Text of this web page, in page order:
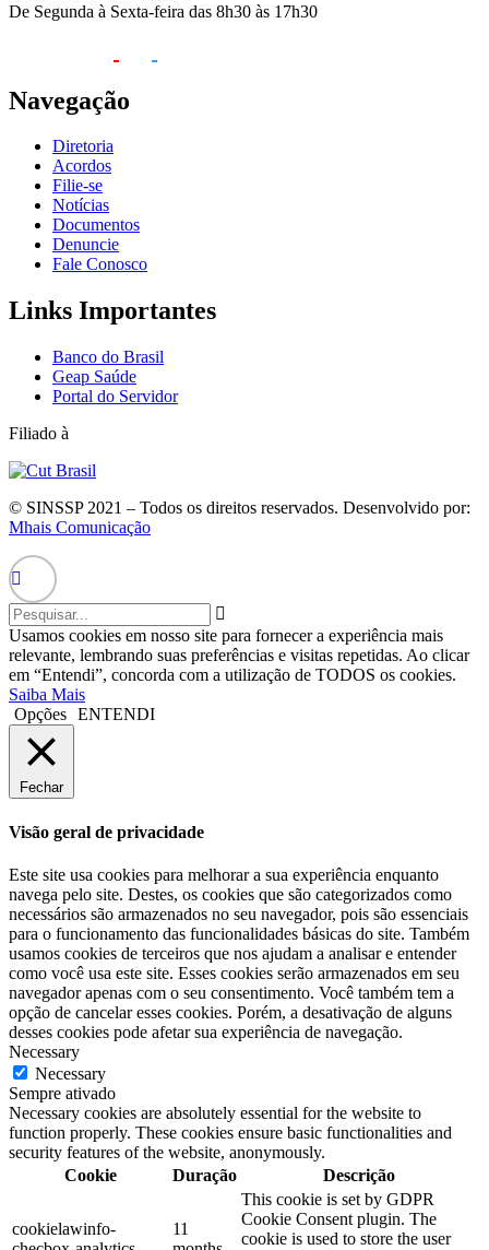
De Segunda à Sexta-feira das 8h30 às 17h30
Navegação
Diretoria
Acordos
Filie-se
Notícias
Documentos
Denuncie
Fale Conosco
Links Importantes
Banco do Brasil
Geap Saúde
Portal do Servidor
Filiado à
© SINSSP 2021 – Todos os direitos reservados. Desenvolvido por:
Mhais Comunicação
Usamos cookies em nosso site para fornecer a experiência mais
relevante, lembrando suas preferências e visitas repetidas. Ao clicar
em “Entendi”, concorda com a utilização de TODOS os cookies.
Saiba Mais
Opções ENTENDI
Fechar
Visão geral de privacidade
Este site usa cookies para melhorar a sua experiência enquanto
navega pelo site. Destes, os cookies que são categorizados como
necessários são armazenados no seu navegador, pois são essenciais
para o funcionamento das funcionalidades básicas do site. Também
usamos cookies de terceiros que nos ajudam a analisar e entender
como você usa este site. Esses cookies serão armazenados em seu
navegador apenas com o seu consentimento. Você também tem a
opção de cancelar esses cookies. Porém, a desativação de alguns
desses cookies pode afetar sua experiência de navegação.
Necessary
Necessary
Sempre ativado
Necessary cookies are absolutely essential for the website to
function properly. These cookies ensure basic functionalities and
security features of the website, anonymously.
Cookie
Duração Descrição
cookielawinfo-
11
This cookie is set by GDPR
Cookie Consent plugin. The
cookie is used to store the user